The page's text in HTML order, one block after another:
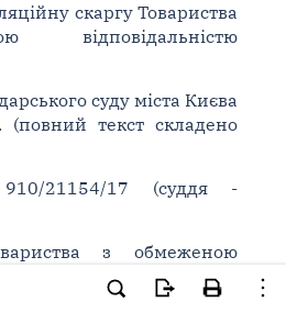
скаргу Товариства
суду міста Києва
(повний текст складено
21154/17 (суддя -
з обмеженою
"Тейлормейд"